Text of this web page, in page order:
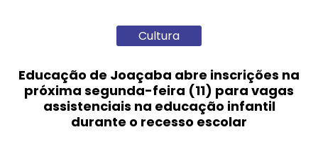
Cultura
Educação de Joaçaba abre inscrições na
próxima segunda-feira (11) para vagas
assistenciais na educação infantil
durante o recesso escolar